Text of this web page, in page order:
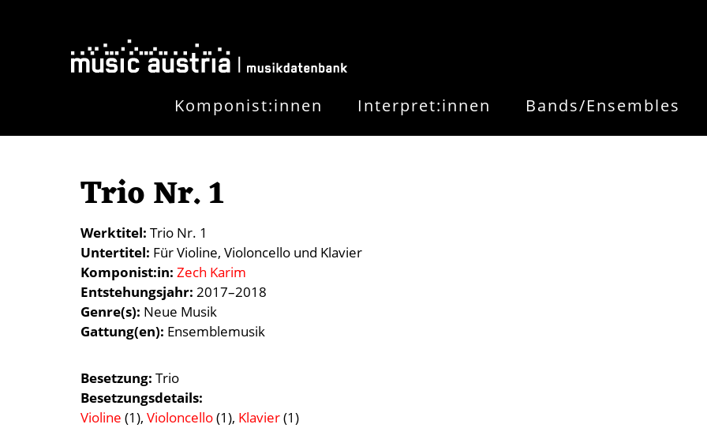
Komponist:innen Interpret:innen Bands/Ensembles
Trio Nr. 1
Werktitel Trio Nr. 1
Untertitel Für Violine, Violoncello und Klavier
Komponist:in Zech Karim
Entstehungsjahr 2017–2018
Genre(s) Neue Musik
Gattung(en) Ensemblemusik
Besetzung Trio
Besetzungsdetails
Violine (1), Violoncello(1), Klavier(1)